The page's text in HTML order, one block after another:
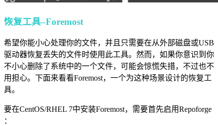
恢复工具–Foremost
希望你能小心处理你的文件，并且只需要在从外部磁盘或USB
驱动器恢复丢失的文件时使用此工具。然而，如果你意识到你
不小心删除了系统中的一个文件，可能会惊慌失措，不过也不
用担心。下面来看看Foremost，一个为这种场景设计的恢复工
具。
要在CentOS/RHEL 7中安装Foremost，需要首先启用Repoforge
：